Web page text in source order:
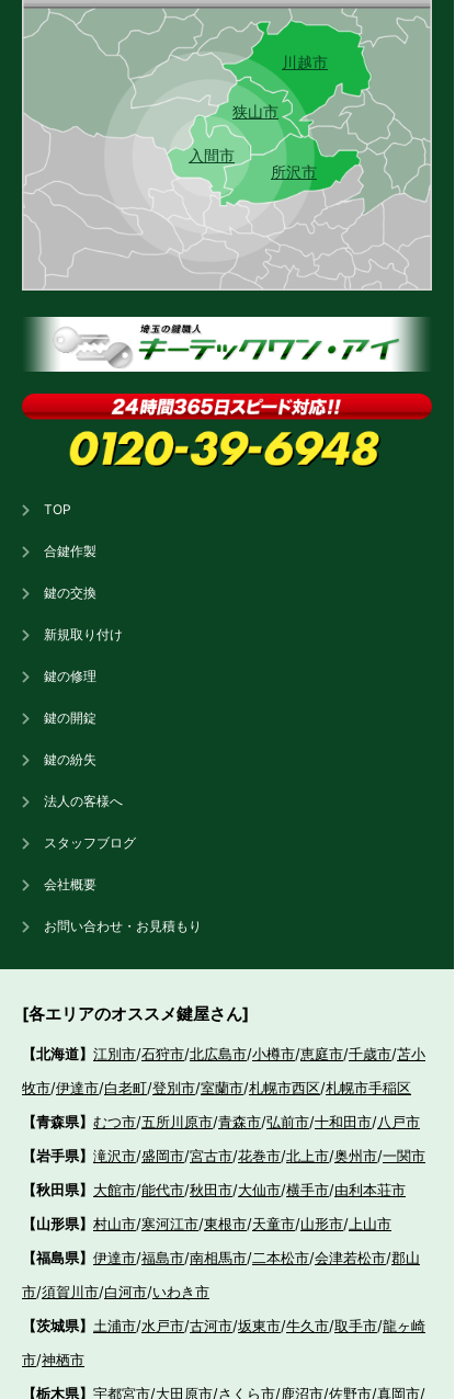
入間市
狭山市
所沢市
川越市
TOP
合鍵作製
鍵の交換
新規取り付け
鍵の修理
鍵の開錠
鍵の紛失
法人の客様へ
スタッフブログ
会社概要
お問い合わせ・お見積もり
[各エリアのオススメ鍵屋さん]
【北海道】 江別市/石狩市/北広島市/小樽市/恵庭市/千歳市/苫小
牧市/伊達市/白老町/登別市/室蘭市/札幌市西区/札幌市手稲区
【青森県】 むつ市/五所川原市/青森市/弘前市/十和田市/八戸市
【岩手県】 滝沢市/盛岡市/宮古市/花巻市/北上市/奥州市/一関市
【秋田県】 大館市/能代市/秋田市/大仙市/横手市/由利本荘市
【山形県】 村山市/寒河江市/東根市/天童市/山形市/上山市
【福島県】 伊達市/福島市/南相馬市/二本松市/会津若松市/郡山
市/須賀川市/白河市/いわき市
【茨城県】 土浦市/水戸市/古河市/坂東市/牛久市/取手市/龍ヶ崎
市/神栖市
【栃木県】 宇都宮市/大田原市/さくら市/鹿沼市/佐野市/真岡市/